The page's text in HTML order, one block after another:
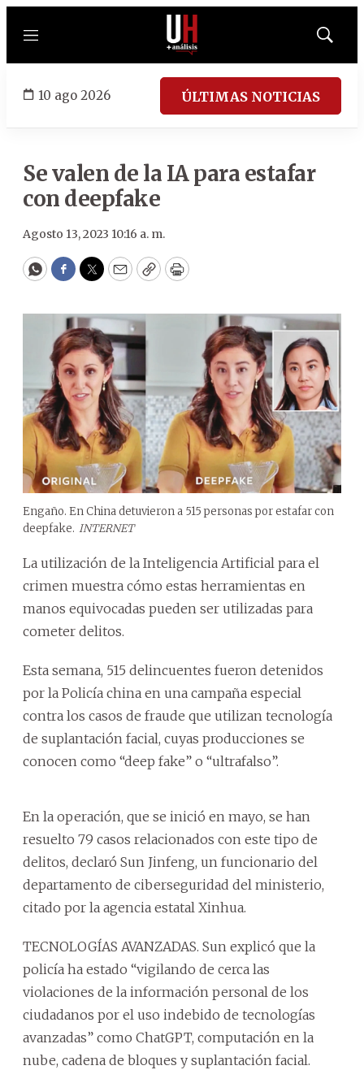
Menú
Mostrar
10 ago 2026 ÚLTIMAS NOTICIAS
Se valen de la IA para estafar
con deepfake
Agosto 13, 2023 10:16 a. m.
WhatsApp
Facebook
Twitter
EmailCopyPrint
Engaño. En China detuvieron a 515 personas por estafar con
deepfake. INTERNET
La utilización de la Inteligencia Artificial para el
crimen muestra cómo estas herramientas en
manos equivocadas pueden ser utilizadas para
cometer delitos.
Esta semana, 515 delincuentes fueron detenidos
por la Policía china en una campaña especial
contra los casos de fraude que utilizan tecnología
de suplantación facial, cuyas producciones se
conocen como “deep fake” o “ultrafalso”.
En la operación, que se inició en mayo, se han
resuelto 79 casos relacionados con este tipo de
delitos, declaró Sun Jinfeng, un funcionario del
departamento de ciberseguridad del ministerio,
citado por la agencia estatal Xinhua.
TECNOLOGÍAS AVANZADAS. Sun explicó que la
policía ha estado “vigilando de cerca las
violaciones de la información personal de los
ciudadanos por el uso indebido de tecnologías
avanzadas” como ChatGPT, computación en la
nube, cadena de bloques y suplantación facial.